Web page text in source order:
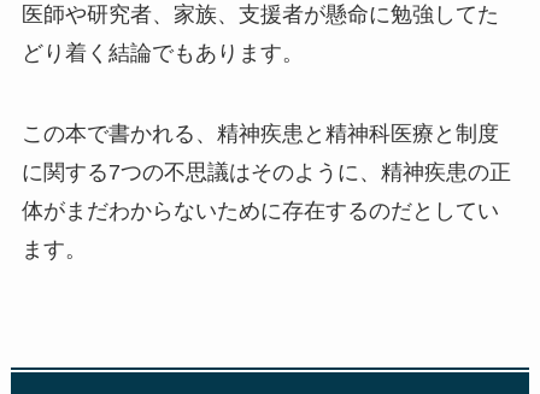
医師や研究者、家族、支援者が懸命に勉強してた
どり着く結論でもあります。
この本で書かれる、精神疾患と精神科医療と制度
に関する7つの不思議はそのように、精神疾患の正
体がまだわからないために存在するのだとしてい
ます。